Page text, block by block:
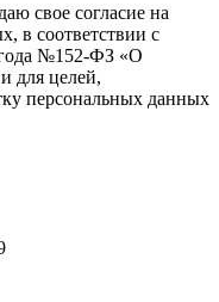
свое согласие на
в соответствии с
№152-ФЗ «О
для целей,
персональных данных